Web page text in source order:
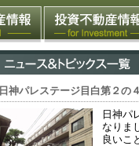
日神パレステージ目白第２の
日神パ
なりま
良いこ